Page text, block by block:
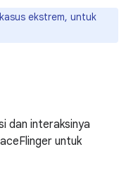
ekstrem, untuk
dan interaksinya
untuk